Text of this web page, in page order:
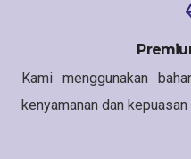
Kami menggunakan
kenyamanan dan kepuasan